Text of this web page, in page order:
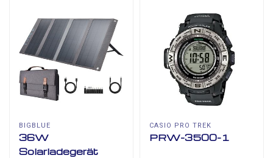
BIGBLUE
36W
Solarladegerät
CASIO PRO TREK
PRW-3500-1